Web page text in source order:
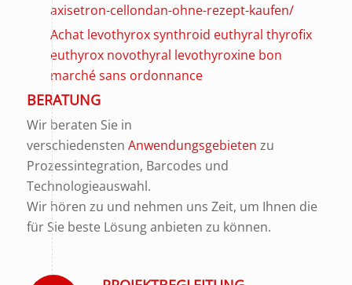
axisetron-cellondan-ohne-rezept-kaufen/
Achat levothyrox synthroid euthyral thyrofix
euthyrox novothyral levothyroxine bon
marché sans ordonnance
BERATUNG
Wir beraten Sie in
verschiedensten Anwendungsgebieten zu
Prozessintegration, Barcodes und
Technologieauswahl.
Wir hören zu und nehmen uns Zeit, um Ihnen die
für Sie beste Lösung anbieten zu können.